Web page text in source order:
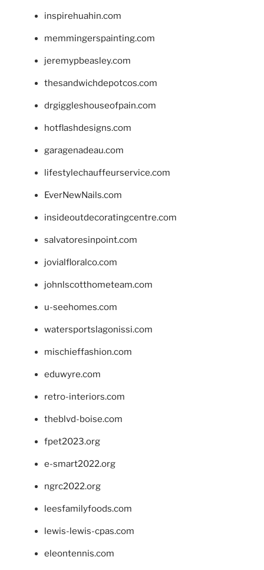
inspirehuahin.com
memmingerspainting.com
jeremypbeasley.com
thesandwichdepotcos.com
drgiggleshouseofpain.com
hotflashdesigns.com
garagenadeau.com
lifestylechauffeurservice.com
EverNewNails.com
insideoutdecoratingcentre.com
salvatoresinpoint.com
jovialfloralco.com
johnlscotthometeam.com
u-seehomes.com
watersportslagonissi.com
mischieffashion.com
eduwyre.com
retro-interiors.com
theblvd-boise.com
fpet2023.org
e-smart2022.org
ngrc2022.org
leesfamilyfoods.com
lewis-lewis-cpas.com
eleontennis.com